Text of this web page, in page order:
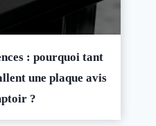
: pourquoi tant
une plaque avis
?